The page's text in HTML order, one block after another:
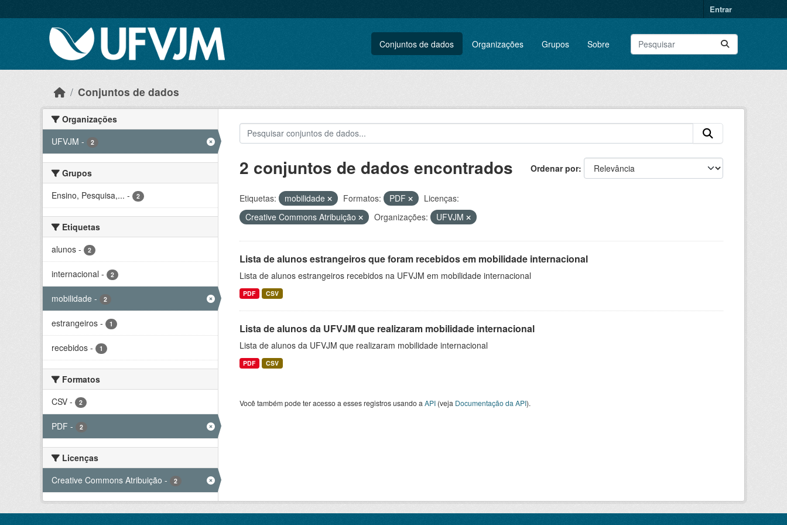
Entrar
Conjuntos de dados Organizações Grupos Sobre
Conjuntos de dados
Organizações
UFVJM - 2
Grupos
Ensino, Pesquisa,... - 2
Etiquetas
alunos - 2
internacional - 2
mobilidade - 2
estrangeiros - 1
recebidos - 1
Formatos
CSV - 2
PDF - 2
Licenças
Creative Commons Atribuição - 2
Ordenar por
2 conjuntos de dados encontrados
Etiquetas: mobilidade Formatos: PDF
Licenças:
Creative Commons Atribuição
Organizações: UFVJM
Lista de alunos estrangeiros que foram recebidos em mobilidade internacional
Lista de alunos estrangeiros recebidos na UFVJM em mobilidade internacional
PDF CSV
Lista de alunos da UFVJM que realizaram mobilidade internacional
Lista de alunos da UFVJM que realizaram mobilidade internacional
PDF CSV
Você também pode ter acesso a esses registros usando a API(veja Documentação da API).